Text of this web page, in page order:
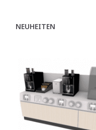
NEUHEITEN